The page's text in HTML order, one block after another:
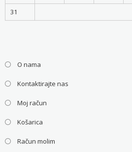
31
O nama
Kontaktirajte nas
Moj račun
Košarica
Račun molim